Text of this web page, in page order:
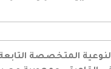
المتخصصة